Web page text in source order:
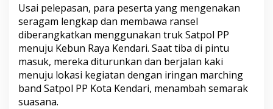
Usai pelepasan, para peserta yang mengenakan
seragam lengkap dan membawa ransel
diberangkatkan menggunakan truk Satpol PP
menuju Kebun Raya Kendari. Saat tiba di pintu
masuk, mereka diturunkan dan berjalan kaki
menuju lokasi kegiatan dengan iringan marching
band Satpol PP Kota Kendari, menambah semarak
suasana.